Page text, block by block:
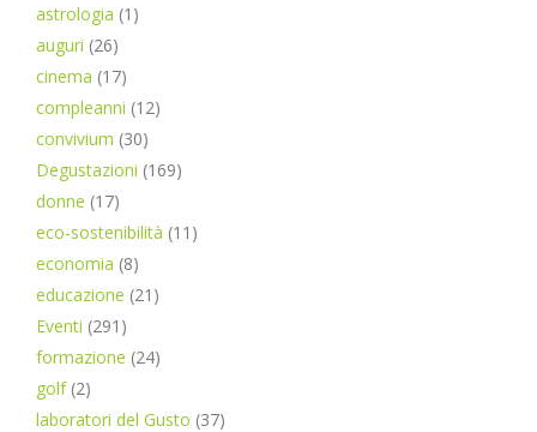
astrologia (1)
auguri (26)
cinema (17)
compleanni (12)
convivium (30)
Degustazioni (169)
donne (17)
eco-sostenibilità (11)
economia (8)
educazione (21)
Eventi (291)
formazione (24)
golf(2)
laboratori del Gusto (37)